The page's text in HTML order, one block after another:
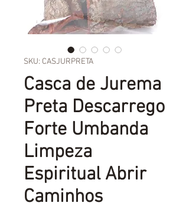
SKU: CASJURPRETA
Casca de Jurema
Preta Descarrego
Forte Umbanda
Limpeza
Espiritual Abrir
Caminhos